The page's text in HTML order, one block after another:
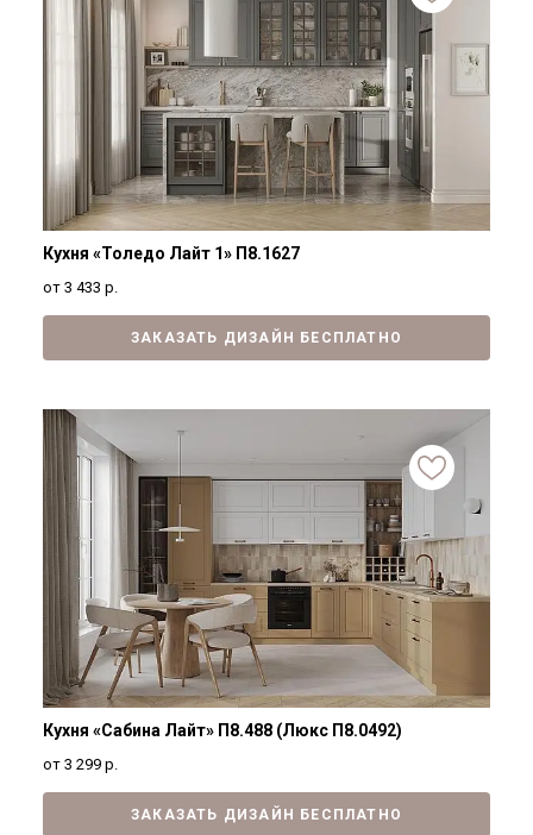
Кухня «Толедо Лайт 1» П8.1627
от 3 433 р.
ЗАКАЗАТЬ ДИЗАЙН БЕСПЛАТНО
Кухня «Сабина Лайт» П8.488 (Люкс П8.0492)
от 3 299 р.
ЗАКАЗАТЬ ДИЗАЙН БЕСПЛАТНО